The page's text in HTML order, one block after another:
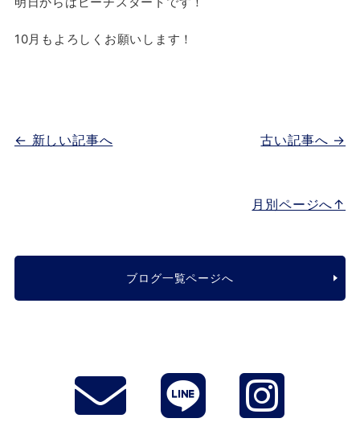
10月もよろしくお願いします！
古い記事へ →
← 新しい記事へ
月別ページへ↑
ブログ一覧ページへ